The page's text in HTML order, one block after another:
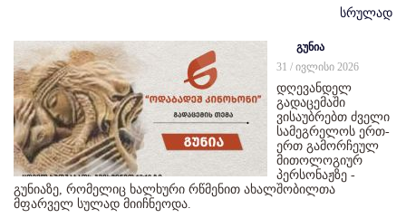
სრულად
გუნია
31 / ივლისი 2026
დღევანდელ
გადაცემაში
ვისაუბრებთ ძველი
სამეგრელოს ერთ-
ერთ გამორჩეულ
მითოლოგიურ
პერსონაჟზე -
გუნიაზე, რომელიც ხალხური რწმენით ახალშობილთა
მფარველ სულად მიიჩნეოდა.